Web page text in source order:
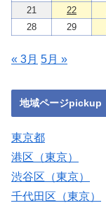
21
22
28
29
« 3月 5月 »
地域ページpickup
東京都
港区（東京）
渋谷区（東京）
千代田区（東京）